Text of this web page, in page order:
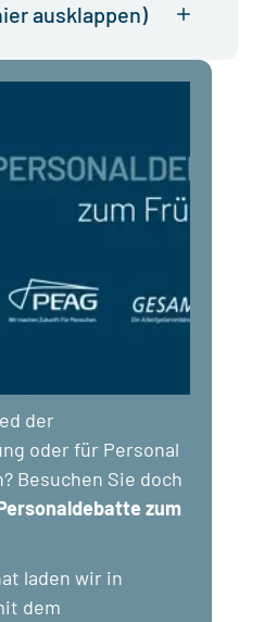
ausklappen)
der
oder für Personal
Besuchen Sie doch
zum
laden wir in
dem